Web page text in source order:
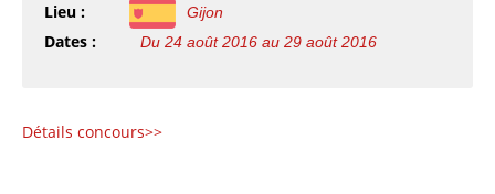
Lieu : Gijon
Dates : Du 24 août 2016 au 29 août 2016
Détails concours>>